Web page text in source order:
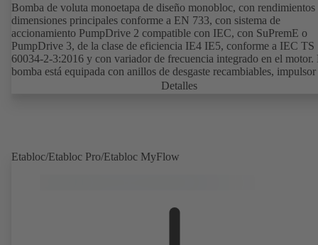
Bomba de voluta monoetapa de diseño monobloc, con rendimientos
dimensiones principales conforme a EN 733, con sistema de
accionamiento PumpDrive 2 compatible con IEC, con SuPremE o
PumpDrive 3, de la clase de eficiencia IE4 IE5, conforme a IEC TS
60034-2-3:2016 y con variador de frecuencia integrado en el motor.
bomba está equipada con anillos de desgaste recambiables,
cerrado con álabes curvados, cierres mecánicos simples o dobles
DIN V 42673 (07-2011). Disponible en versión ATEX. Muy
Detalles
Etabloc/Etabloc Pro/Etabloc MyFlow